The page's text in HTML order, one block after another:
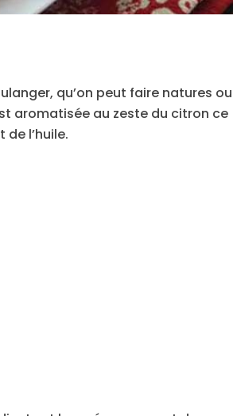
qu’on peut faire natures ou
aromatisée au zeste du citron ce
l’huile.